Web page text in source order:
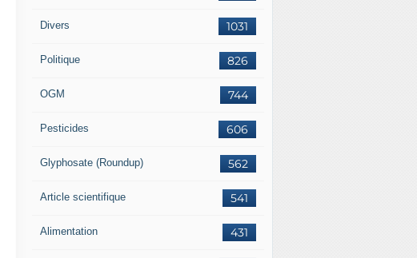
1031
Divers
826
Politique
744
OGM
606
Pesticides
562
Glyphosate (Roundup)
541
Article scientifique
431
Alimentation